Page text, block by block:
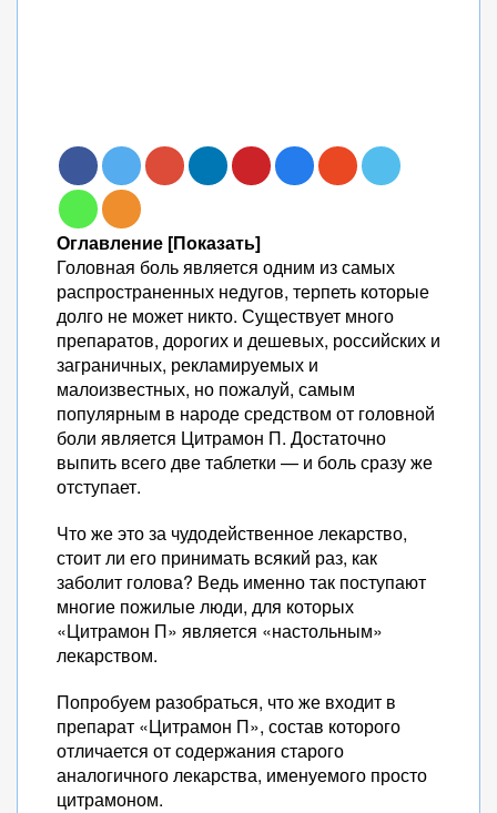
Оглавление [Показать]
Головная боль является одним из самых
распространенных недугов, терпеть которые
долго не может никто. Существует много
препаратов, дорогих и дешевых, российских и
заграничных, рекламируемых и
малоизвестных, но пожалуй, самым
популярным в народе средством от головной
боли является Цитрамон П. Достаточно
выпить всего две таблетки — и боль сразу же
отступает.
Что же это за чудодейственное лекарство,
стоит ли его принимать всякий раз, как
заболит голова? Ведь именно так поступают
многие пожилые люди, для которых
«Цитрамон П» является «настольным»
лекарством.
Попробуем разобраться, что же входит в
препарат «Цитрамон П», состав которого
отличается от содержания старого
аналогичного лекарства, именуемого просто
цитрамоном.